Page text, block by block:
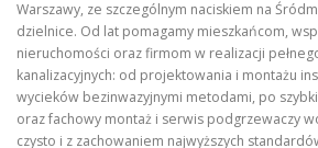
Warszawy, ze szczególnym naciskiem na
dzielnice. Od lat pomagamy mieszkańcom,
nieruchomości oraz firmom w realizacji
kanalizacyjnych: od projektowania i montażu
wycieków bezinwazyjnymi metodami, po
oraz fachowy montaż i serwis podgrzewaczy
czysto i z zachowaniem najwyższych